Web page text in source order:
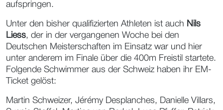
aufspringen.
Unter den bisher qualifizierten Athleten ist auch Nils
Liess, der in der vergangenen Woche bei den
Deutschen Meisterschaften im Einsatz war und hier
unter anderem im Finale über die 400m Freistil startete.
Folgende Schwimmer aus der Schweiz haben ihr EM-
Ticket gelöst:
Martin Schweizer, Jérémy Desplanches, Danielle Villars,